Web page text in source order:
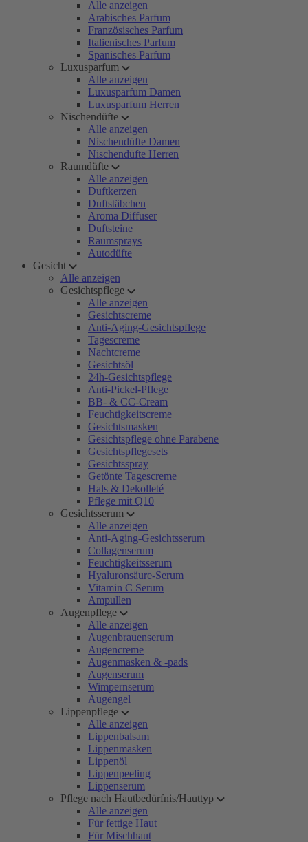
Alle anzeigen
Arabisches Parfum
Französisches Parfum
Italienisches Parfum
Spanisches Parfum
Luxusparfum
Alle anzeigen
Luxusparfum Damen
Luxusparfum Herren
Nischendüfte
Alle anzeigen
Nischendüfte Damen
Nischendüfte Herren
Raumdüfte
Alle anzeigen
Duftkerzen
Duftstäbchen
Aroma Diffuser
Duftsteine
Raumsprays
Autodüfte
Gesicht
Alle anzeigen
Gesichtspflege
Alle anzeigen
Gesichtscreme
Anti-Aging-Gesichtspflege
Tagescreme
Nachtcreme
Gesichtsöl
24h-Gesichtspflege
Anti-Pickel-Pflege
BB- & CC-Cream
Feuchtigkeitscreme
Gesichtsmasken
Gesichtspflege ohne Parabene
Gesichtspflegesets
Gesichtsspray
Getönte Tagescreme
Hals & Dekolleté
Pflege mit Q10
Gesichtsserum
Alle anzeigen
Anti-Aging-Gesichtsserum
Collagenserum
Feuchtigkeitsserum
Hyaluronsäure-Serum
Vitamin C Serum
Ampullen
Augenpflege
Alle anzeigen
Augenbrauenserum
Augencreme
Augenmasken & -pads
Augenserum
Wimpernserum
Augengel
Lippenpflege
Alle anzeigen
Lippenbalsam
Lippenmasken
Lippenöl
Lippenpeeling
Lippenserum
Pflege nach Hautbedürfnis/Hauttyp
Alle anzeigen
Für fettige Haut
Für Mischhaut